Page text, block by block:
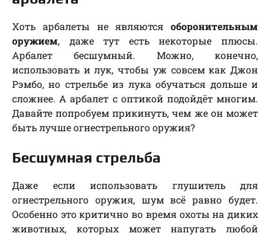
Хоть арбалеты не являются оборонительным
оружием, даже тут есть некоторые плюсы.
Арбалет бесшумный. Можно, конечно,
использовать и лук, чтобы уж совсем как Джон
Рэмбо, но стрельбе из лука обучаться дольше и
сложнее. А арбалет с оптикой подойдёт многим.
Давайте попробуем прикинуть, чем же он может
быть лучше огнестрельного оружия?
Бесшумная стрельба
Даже если использовать глушитель для
огнестрельного оружия, шум всё равно будет.
Особенно это критично во время охоты на диких
животных, которых может напугать любой